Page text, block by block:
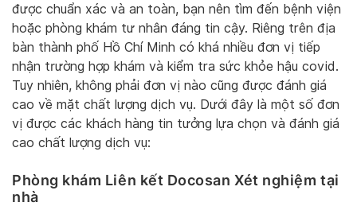
được chuẩn xác và an toàn, bạn nên tìm đến bệnh viện
hoặc phòng khám tư nhân đáng tin cậy. Riêng trên địa
bàn thành phố Hồ Chí Minh có khá nhiều đơn vị tiếp
nhận trường hợp khám và kiểm tra sức khỏe hậu covid.
Tuy nhiên, không phải đơn vị nào cũng được đánh giá
cao về mặt chất lượng dịch vụ. Dưới đây là một số đơn
vị được các khách hàng tin tưởng lựa chọn và đánh giá
cao chất lượng dịch vụ:
Phòng khám Liên kết Docosan Xét nghiệm tại
nhà